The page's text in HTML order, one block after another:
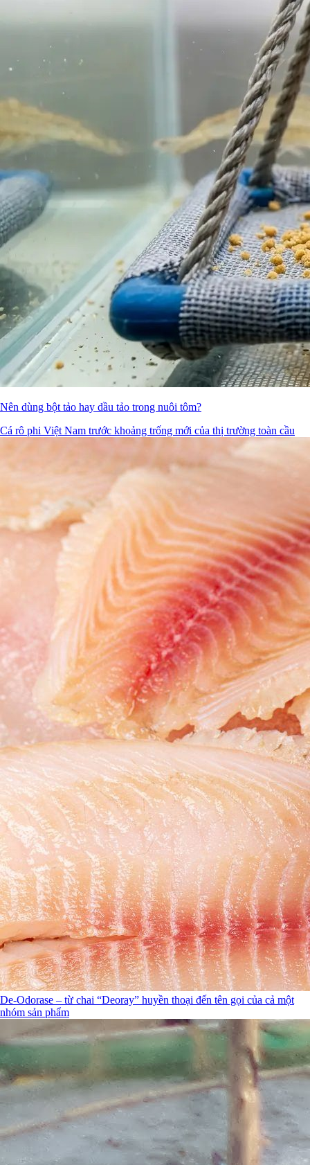
Nên dùng bột tảo hay dầu tảo trong nuôi tôm?
Cá rô phi Việt Nam trước khoảng trống mới của thị trường toàn cầu
De-Odorase – từ chai “Deoray” huyền thoại đến tên gọi của cả một
nhóm sản phẩm